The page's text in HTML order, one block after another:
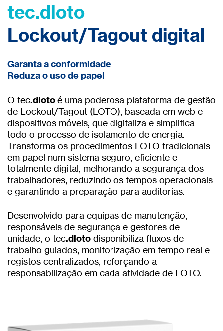
tec.dloto
Lockout/Tagout digital
Garanta a conformidade
Reduza o uso de papel
O tec.dlotoé uma poderosa plataforma de gestão
de Lockout/Tagout (LOTO), baseada em web e
dispositivos móveis, que digitaliza e simpliﬁca
todo o processo de isolamento de energia.
Transforma os procedimentos LOTO tradicionais
em papel num sistema seguro, eﬁciente e
totalmente digital, melhorando a segurança dos
trabalhadores, reduzindo os tempos operacionais
e garantindo a preparação para auditorias.
Desenvolvido para equipas de manutenção,
responsáveis de segurança e gestores de
unidade, o tec.dloto disponibiliza ﬂuxos de
trabalho guiados, monitorização em tempo real e
registos centralizados, reforçando a
responsabilização em cada atividade de LOTO.